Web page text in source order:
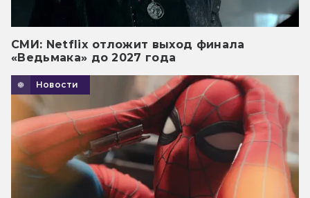
СМИ: Netflix отложит выход финала
«Ведьмака» до 2027 года
Новости